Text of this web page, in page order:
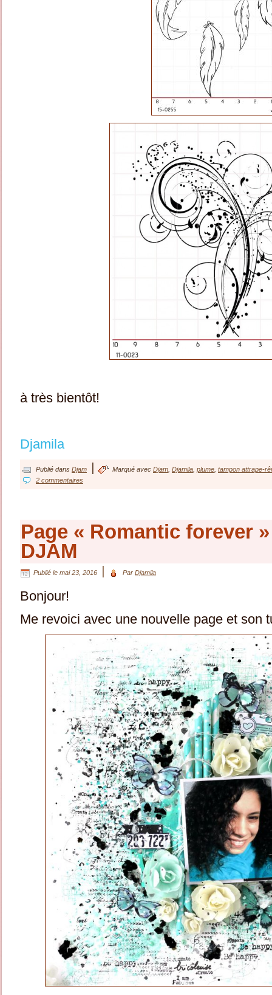
à très bientôt!
Djamila
Publié dans Djam Marqué avec Djam Djamila plume tampon attrape-
2 commentaires
Page « Romantic forever
DJAM
Publié le mai 23, 2016 Par Djamila
Bonjour!
Me revoici avec une nouvelle page et son